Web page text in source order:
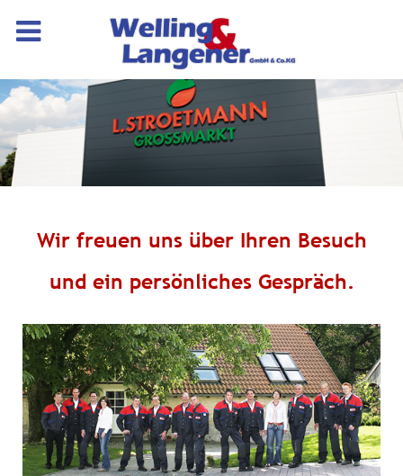
Wir freuen uns über Ihren Besuch
und ein persönliches Gespräch.